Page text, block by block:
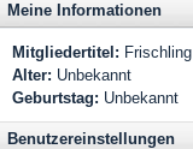
Meine Informationen
Mitgliedertitel: Frischling
Alter: Unbekannt
Geburtstag: Unbekannt
Benutzereinstellungen